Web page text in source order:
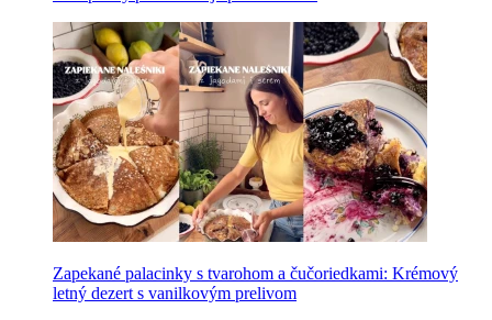
Zapekané palacinky s tvarohom a čučoriedkami: Krémový
letný dezert s vanilkovým prelivom